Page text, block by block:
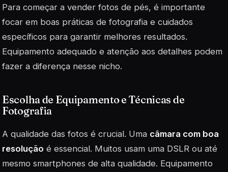
Para começar a vender fotos de pés, é importante
focar em boas práticas de fotografia e cuidados
específicos para garantir melhores resultados.
Equipamento adequado e atenção aos detalhes podem
fazer a diferença nesse nicho.
Escolha de Equipamento e Técnicas de
Fotografia
A qualidade das fotos é crucial. Uma câmara com boa
resolução é essencial. Muitos usam uma DSLR ou até
mesmo smartphones de alta qualidade. Equipamento